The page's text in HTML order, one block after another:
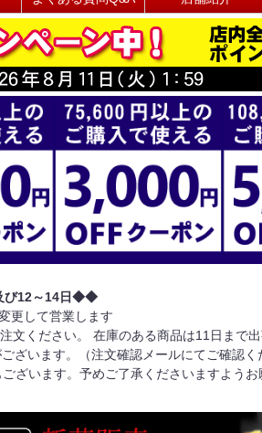
び12～14日◆◆
更して営業します
文ください。 在庫のある商品は11日まで
ざいます。（注文確認メールにてご確認く
ざいます。予めご了承くださいますようお